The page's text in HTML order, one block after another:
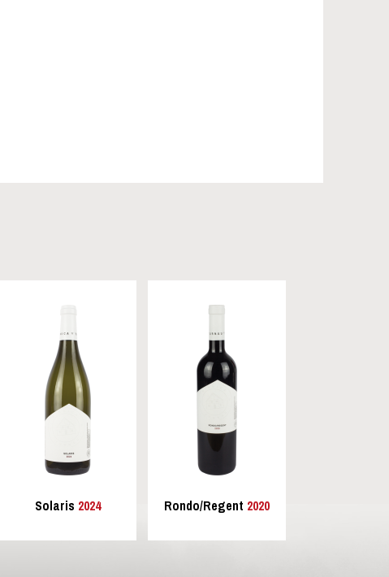
Solaris 2024 Rondo/Regent 2020